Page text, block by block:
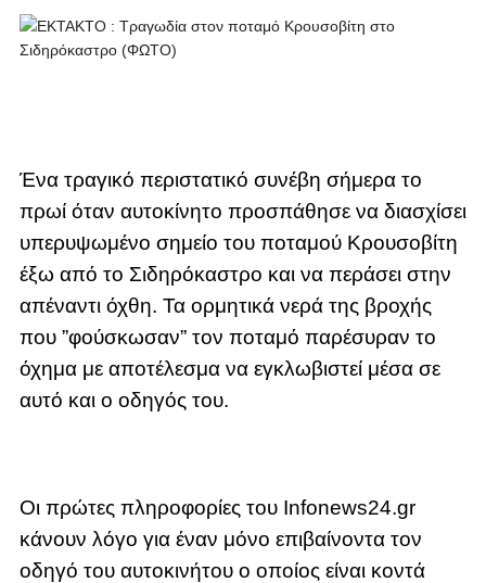
Ένα τραγικό περιστατικό συνέβη σήμερα το
πρωί όταν αυτοκίνητο προσπάθησε να διασχίσει
υπερυψωμένο σημείο του ποταμού Κρουσοβίτη
έξω από το Σιδηρόκαστρο και να περάσει στην
απέναντι όχθη. Τα ορμητικά νερά της βροχής
που ”φούσκωσαν” τον ποταμό παρέσυραν το
όχημα με αποτέλεσμα να εγκλωβιστεί μέσα σε
αυτό και ο οδηγός του.
Οι πρώτες πληροφορίες του Infonews24.gr
κάνουν λόγο για έναν μόνο επιβαίνοντα τον
οδηγό του αυτοκινήτου ο οποίος είναι κοντά